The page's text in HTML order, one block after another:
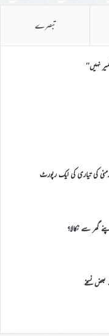
تبصرے
نہیں‘‘
گھر سے نکالا؟
بعض نسخے